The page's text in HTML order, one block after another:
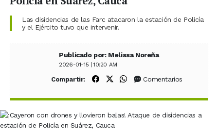
Las disidencias de las Farc atacaron la estación de Policía
y el Ejército tuvo que intervenir.
Publicado por: Melissa Noreña
2026-01-15 | 10:20 AM
Compartir: Compartir en Facebook
Compartir en X (Twitter)
Compartir en WhatsApp
Comentarios